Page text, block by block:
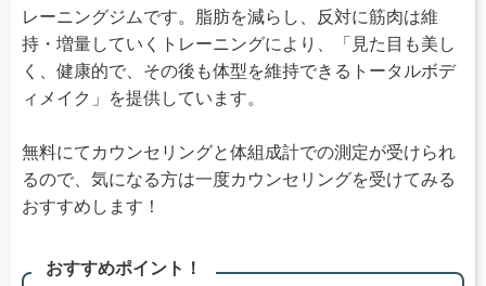
レーニングジムです。脂肪を減らし、反対に筋肉は維
持・増量していくトレーニングにより、「見た目も美し
く、健康的で、その後も体型を維持できるトータルボデ
ィメイク」を提供しています。
無料にてカウンセリングと体組成計での測定が受けられ
るので、気になる方は一度カウンセリングを受けてみる
おすすめします！
おすすめポイント！